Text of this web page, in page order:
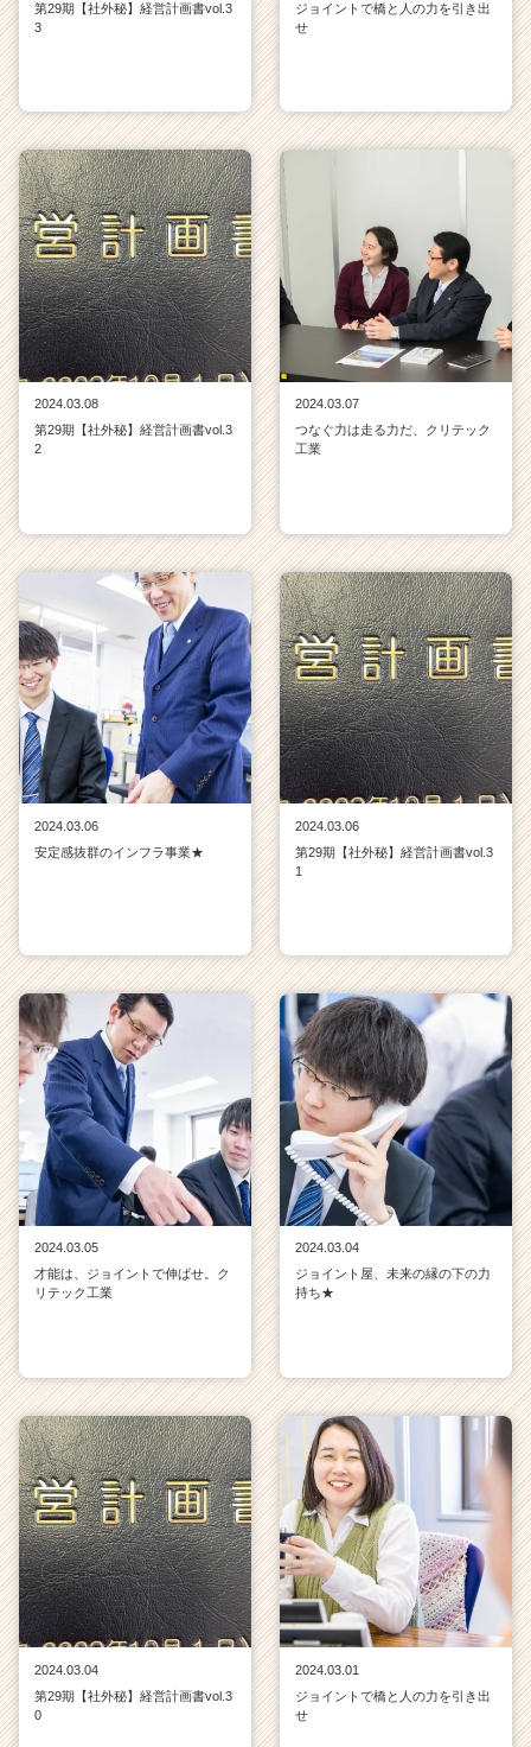
第29期【社外秘】経営計画書vol.3
3
ジョイントで橋と人の力を引き出
せ
2024.03.08
第29期【社外秘】経営計画書vol.3
2
2024.03.07
つなぐ力は走る力だ、クリテック
工業
2024.03.06
安定感抜群のインフラ事業★
2024.03.06
第29期【社外秘】経営計画書vol.3
1
2024.03.05
才能は、ジョイントで伸ばせ。ク
リテック工業
2024.03.04
ジョイント屋、未来の縁の下の力
持ち★
2024.03.04
第29期【社外秘】経営計画書vol.3
0
2024.03.01
ジョイントで橋と人の力を引き出
せ